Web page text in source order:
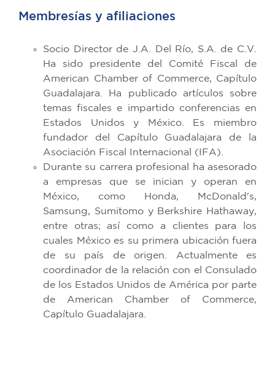
Membresías y afiliaciones
Socio Director de J.A. Del Río, S.A. de C.V.
Ha sido presidente del Comité Fiscal de
American Chamber of Commerce, Capítulo
Guadalajara. Ha publicado artículos sobre
temas fiscales e impartido conferencias en
Estados Unidos y México. Es miembro
fundador del Capítulo Guadalajara de la
Asociación Fiscal Internacional (IFA).
Durante su carrera profesional ha asesorado
a empresas que se inician y operan en
México, como Honda, McDonald's,
Samsung, Sumitomo y Berkshire Hathaway,
entre otras; así como a clientes para los
cuales México es su primera ubicación fuera
de su país de origen. Actualmente es
coordinador de la relación con el Consulado
de los Estados Unidos de América por parte
de American Chamber of Commerce,
Capítulo Guadalajara.